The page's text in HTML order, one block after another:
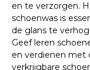
en te verzorgen.
schoenwas is
de glans te
Geef leren
en verdienen met
verkrijgbare